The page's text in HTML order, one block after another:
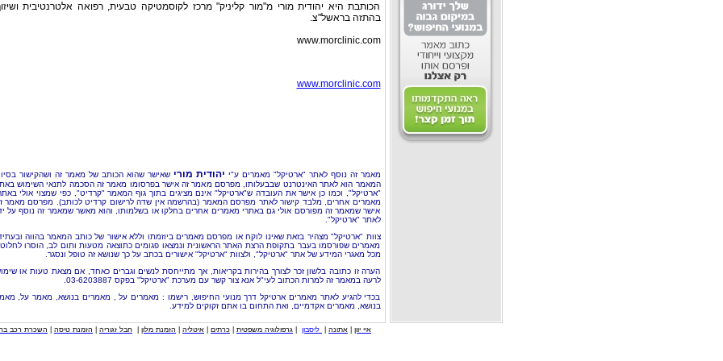
הכותבת היא יהודית מורי מ"מור קליניק" מרכז לקוסמטיקה טבעית, רפואה אלטרנטיבית
בהתזה בראשל"צ.
www.morclinic.com
www.morclinic.com
מאמר זה נוסף לאתר "ארטיקל" מאמרים ע"י יהודית מורי שאישר שהוא הכותב של מאמר זה ושהקישור
המאמר הוא לאתר האינטרנט שבבעלותו, מפרסם מאמר זה אישר בפרסומו מאמר זה הסכמה לתנאי השימוש
"ארטיקל", וכמו כן אישר את העובדה ש"ארטיקל" אינם מציגים בתוך גוף המאמר "קרדיט", כפי שמצוי אולי
מאמרים אחרים, מלבד קישור לאתר מפרסם המאמר (בהרשמה אין שדה לרישום קרדיט לכותב). מפרסם מאמר
אישר שמאמר זה מפורסם אולי גם באתרי מאמרים אחרים בחלקו או בשלמותו, והוא מאשר שמאמר זה נוסף על
לאתר "ארטיקל".
צוות "ארטיקל" מצהיר בזאת שאינו לוקח או מפרסם מאמרים ביוזמתו וללא אישור של כותב המאמר בהווה
מאמרים שפורסמו בעבר בתקופת הרצת האתר הראשונית ונמצאו פגומים כתוצאה מטעות ותום לב, הוסרו
מכל מאגרי המידע של אתר "ארטיקל", ולצוות "ארטיקל" אישורים בכתב על כך שנושא זה טופל ונסגר.
הערה זו כתובה בלשון זכר לצורך בהירות בקריאות, אך מתייחסת לנשים וגברים כאחד, אם מצאת טעות או
לרעה במאמר זה למרות הכתוב לעי"ל אנא צור קשר עם מערכת "ארטיקל" בפקס 03-6203887.
בכדי להגיע לאתר מאמרים ארטיקל דרך מנועי החיפוש, רישמו : מאמרים על , מאמרים בנושא, מאמר על,
בנושא, מאמרים אקדמיים, ואת התחום בו אתם זקוקים למידע.
איי יוון אתונה ליסבון גרפולוגיה משפטית כרתים איטליה הזמנת מלון חבל זגוריה הזמנת טיסה השכרת רכב